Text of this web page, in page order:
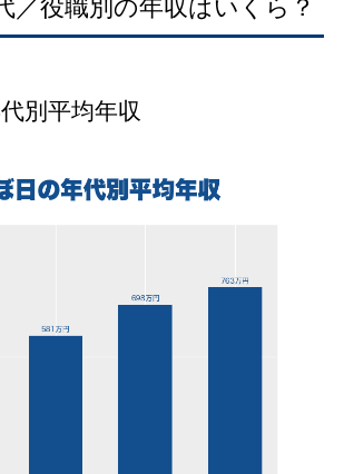
／役職別の年収はいくら？
別平均年収